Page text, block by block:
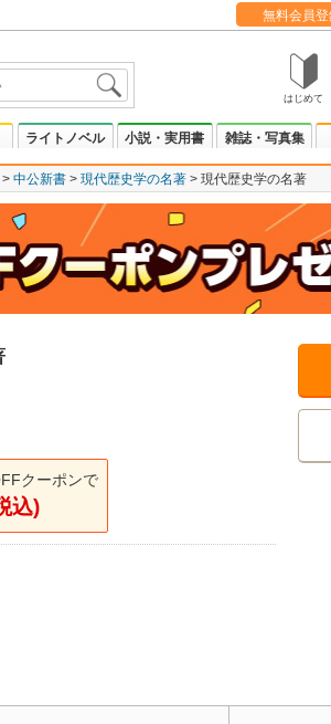
無料会員
はじめて
ライトノベル 小説・実用書 雑誌・写真集
中公新書 現代歴史学の名著 現代歴史学の名著
クーポンで
込)